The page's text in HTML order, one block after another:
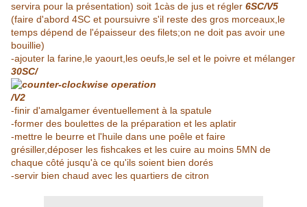
servira pour la présentation) soit 1càs de jus et régler 6SC/V5
(faire d'abord 4SC et poursuivre s'il reste des gros morceaux,le
temps dépend de l'épaisseur des filets;on ne doit pas avoir une
bouillie)
-ajouter la farine,le yaourt,les oeufs,le sel et le poivre et mélanger
30SC/
/V2
-finir d'amalgamer éventuellement à la spatule
-former des boulettes de la préparation et les aplatir
-mettre le beurre et l'huile dans une poêle et faire
grésiller,déposer les fishcakes et les cuire au moins 5MN de
chaque côté jusqu'à ce qu'ils soient bien dorés
-servir bien chaud avec les quartiers de citron